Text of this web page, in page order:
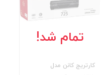
تمام شد!
کارتریج کانن مدل